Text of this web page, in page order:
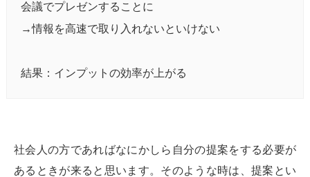
会議でプレゼンすることに
→情報を高速で取り入れないといけない
結果：インプットの効率が上がる
社会人の方であればなにかしら自分の提案をする必要が
あるときが来ると思います。そのような時は、提案とい